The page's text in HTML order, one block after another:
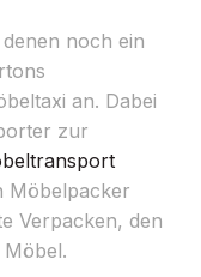
noch ein
an. Dabei
zur
Möbelpacker
Verpacken, den